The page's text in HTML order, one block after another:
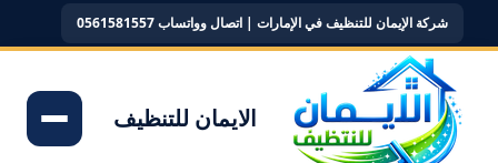
شركة الإيمان للتنظيف في الإمارات | اتصال وواتساب 0561581557
الايمان للتنظيف